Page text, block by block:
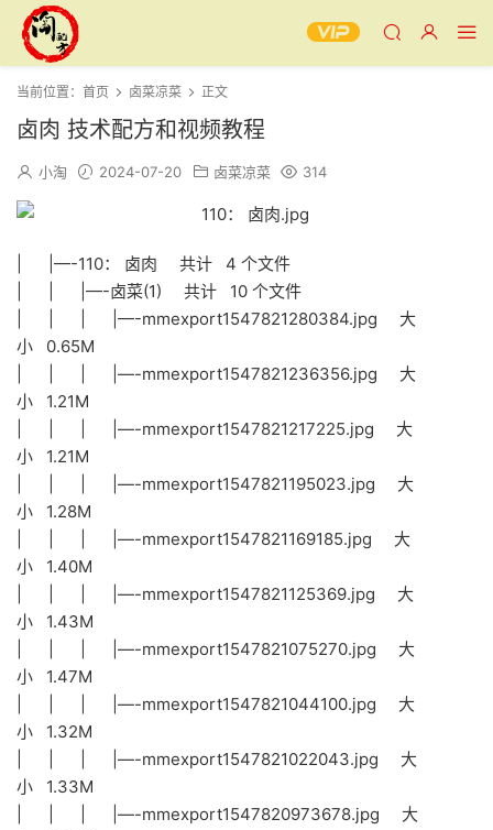
当前位置： 首页 卤菜凉菜 正文
卤肉 技术配方和视频教程
小淘 2024-07-20 卤菜凉菜 314
| |—-110： 卤肉 共计 4 个文件
| | |—-卤菜(1) 共计 10 个文件
| | | |—-mmexport1547821280384.jpg 大
小 0.65M
| | | |—-mmexport1547821236356.jpg 大
小 1.21M
| | | |—-mmexport1547821217225.jpg 大
小 1.21M
| | | |—-mmexport1547821195023.jpg 大
小 1.28M
| | | |—-mmexport1547821169185.jpg 大
小 1.40M
| | | |—-mmexport1547821125369.jpg 大
小 1.43M
| | | |—-mmexport1547821075270.jpg 大
小 1.47M
| | | |—-mmexport1547821044100.jpg 大
小 1.32M
| | | |—-mmexport1547821022043.jpg 大
小 1.33M
| | | |—-mmexport1547820973678.jpg 大